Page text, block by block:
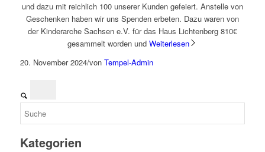
und dazu mit reichlich 100 unserer Kunden gefeiert. Anstelle von
Geschenken haben wir uns Spenden erbeten. Dazu waren von
der Kinderarche Sachsen e.V. für das Haus Lichtenberg 810€
gesammelt worden undWeiterlesen
20. November 2024/von Tempel-Admin
Kategorien